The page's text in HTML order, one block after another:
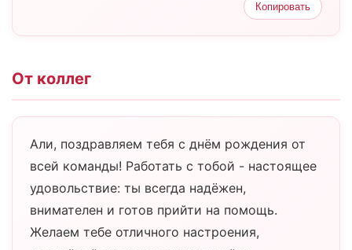
Копировать
От коллег
Али, поздравляем тебя с днём рождения от
всей команды! Работать с тобой - настоящее
удовольствие: ты всегда надёжен,
внимателен и готов прийти на помощь.
Желаем тебе отличного настроения,